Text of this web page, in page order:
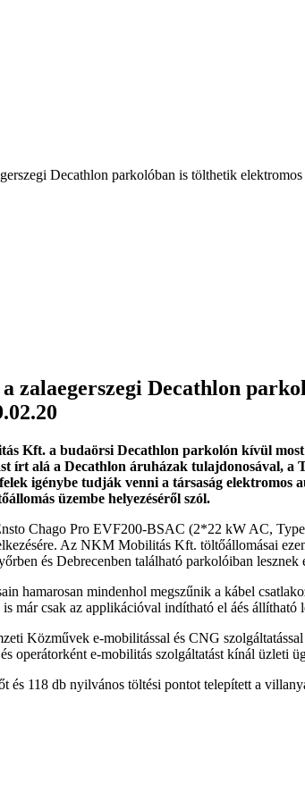
Decathlon parkolóban is tölthetik
zalaegerszegi Decathlon
Kft. a budaörsi Decathlon parkolón kívül
írt alá a Decathlon áruházak tulajdonosával,
igénybe tudják venni a társaság
üzembe helyezéséről szól.
Chago Pro EVF200-BSAC (2*22 kW AC,
Az NKM Mobilitás Kft. töltőállomásai
és Debrecenben található parkolóiban lesznek
hamarosan mindenhol megszűnik a kábel
már csak az applikációval indítható el áés állítható
Közművek e-mobilitással és CNG
operátorként e-mobilitás szolgáltatást kínál üzleti
118 db nyilvános töltési pontot telepített a